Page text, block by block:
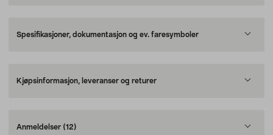
Spesifikasjoner, dokumentasjon og ev. faresymboler
Kjøpsinformasjon, leveranser og returer
Anmeldelser (12)